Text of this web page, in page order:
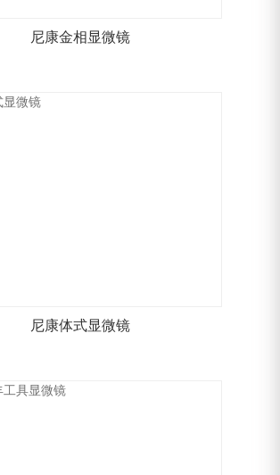
尼康金相显微镜
尼康体式显微镜